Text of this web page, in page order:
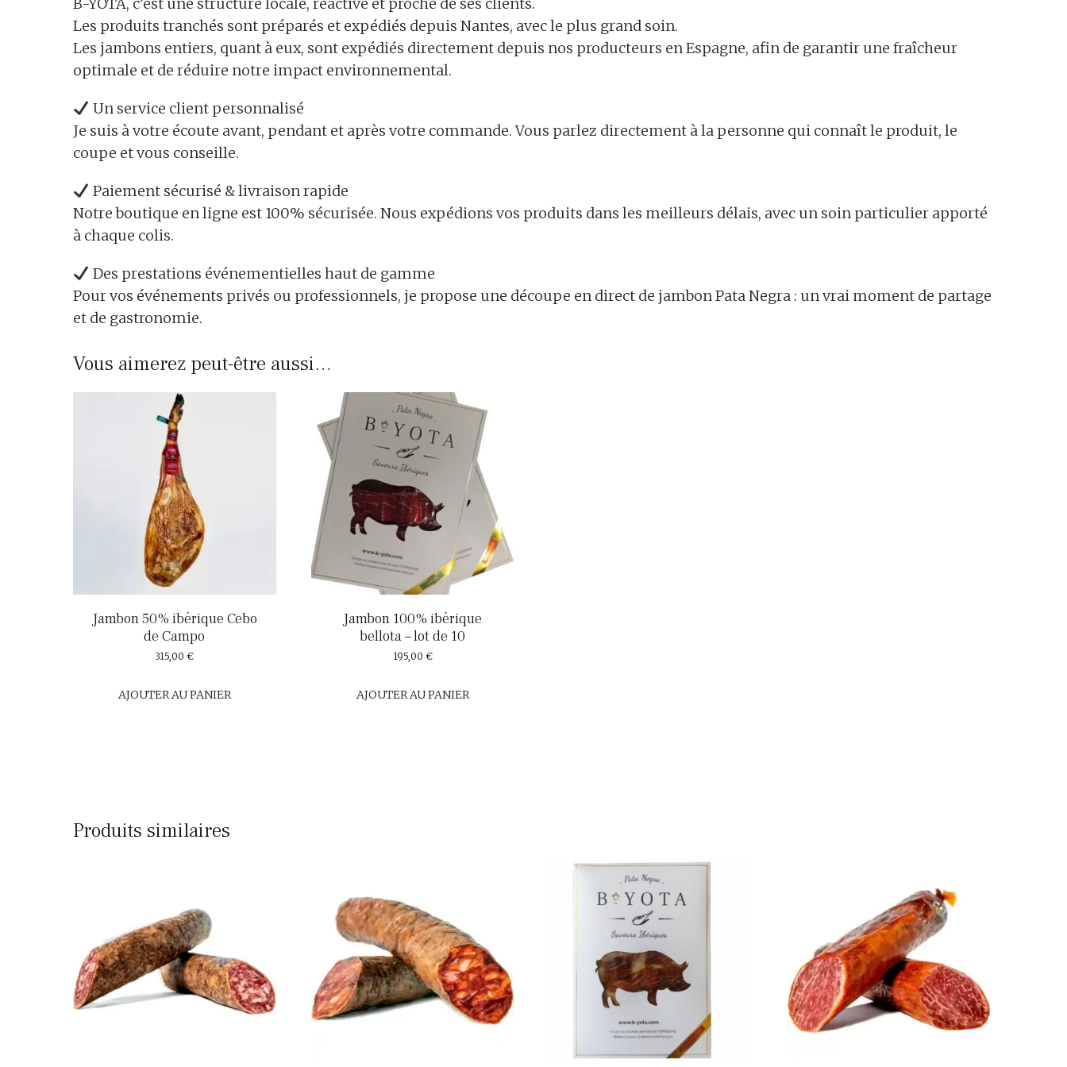
Les produits tranchés sont préparés et expédiés depuis Nantes, avec le plus grand soin.
Les jambons entiers, quant à eux, sont expédiés directement depuis nos producteurs en Espagne, afin de garantir une fraîcheur
optimale et de réduire notre impact environnemental.
Un service client personnalisé
Je suis à votre écoute avant, pendant et après votre commande. Vous parlez directement à la personne qui connaît le produit, le
coupe et vous conseille.
Paiement sécurisé & livraison rapide
Notre boutique en ligne est 100% sécurisée. Nous expédions vos produits dans les meilleurs délais, avec un soin particulier apporté
à chaque colis.
Des prestations événementielles haut de gamme
Pour vos événements privés ou professionnels, je propose une découpe en direct de jambon Pata Negra : un vrai moment de partage
et de gastronomie.
Vous aimerez peut-être aussi…
Jambon 50% ibérique Cebo
de Campo
315,00€
AJOUTER AU PANIER
Jambon 100% ibérique
bellota – lot de 10
195,00 €
AJOUTER AU PANIER
Produits similaires